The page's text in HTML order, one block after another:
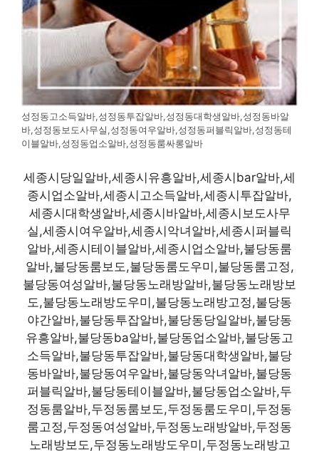
성정동고소득알바,성정동투잡알바,성정동대학생알바,성정동바알
바,성정동보도사무실,성정동여우알바,성정동퍼블릭알바,성정동테
이블알바,성정동업소알바,성정동룸싸롱알바
세종시당일알바,세종시유흥알바,세종시bar알바,세
종시업소알바,세종시고소득알바,세종시투잡알바,
세종시대학생알바,세종시바알바,세종시보도사무
실,세종시여우알바,세종시악녀알바,세종시퍼블릭
알바,세종시테이블알바,세종시업소알바,불당동룸
알바,불당동룸보도,불당동룸도우미,불당동룸고정,
불당동여성알바,불당동노래방알바,불당동노래방보
도,불당동노래방도우미,불당동노래방고정,불당동
야간알바,불당동투잡알바,불당동당일알바,불당동
유흥알바,불당동ba알바,불당동업소알바,불당동고
소득알바,불당동투잡알바,불당동대학생알바,불당
동바알바,불당동여우알바,불당동악녀알바,불당동
퍼블릭알바,불당동테이블알바,불당동업소알바,두
정동룸알바,두정동룸보도,두정동룸도우미,두정동
룸고정,두정동여성알바,두정동노래방알바,두정동
노래방보도,두정동노래방도우미,두정동노래방고